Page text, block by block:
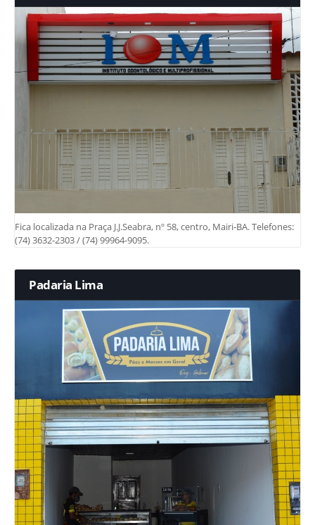
Fica localizada na Praça J.J.Seabra, nº 58, centro, Mairi-BA. Telefones:
(74) 3632-2303 / (74) 99964-9095.
Padaria Lima